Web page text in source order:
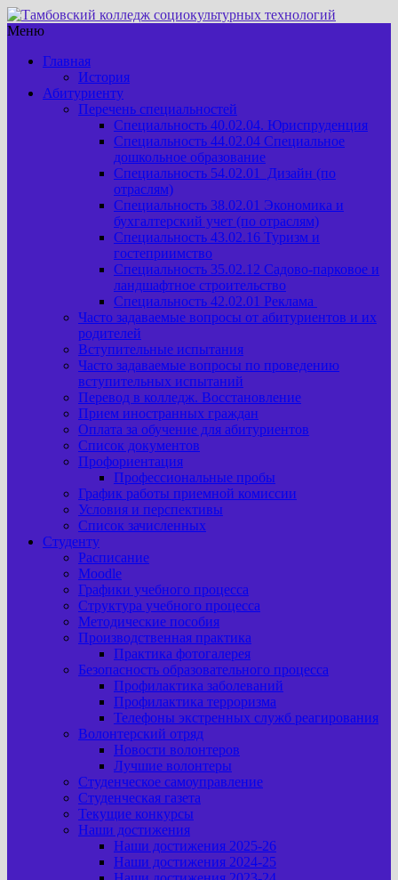
Меню
Главная
История
Абитуриенту
Перечень специальностей
Специальность 40.02.04. Юриспруденция
Специальность 44.02.04 Специальное
дошкольное образование
Специальность 54.02.01 Дизайн (по
отраслям)
Специальность 38.02.01 Экономика и
бухгалтерский учет (по отраслям)
Специальность 43.02.16 Туризм и
гостеприимство
Специальность 35.02.12 Садово-парковое и
ландшафтное строительство
Специальность 42.02.01 Реклама
Часто задаваемые вопросы от абитуриентов и их
родителей
Вступительные испытания
Часто задаваемые вопросы по проведению
вступительных испытаний
Перевод в колледж. Восстановление
Прием иностранных граждан
Оплата за обучение для абитуриентов
Список документов
Профориентация
Профессиональные пробы
График работы приемной комиссии
Условия и перспективы
Список зачисленных
Студенту
Расписание
Moodle
Графики учебного процесса
Структура учебного процесса
Методические пособия
Производственная практика
Практика фотогалерея
Безопасность образовательного процесса
Профилактика заболеваний
Профилактика терроризма
Телефоны экстренных служб реагирования
Волонтерский отряд
Новости волонтеров
Лучшие волонтеры
Студенческое самоуправление
Студенческая газета
Текущие конкурсы
Наши достижения
Наши достижения 2025-26
Наши достижения 2024-25